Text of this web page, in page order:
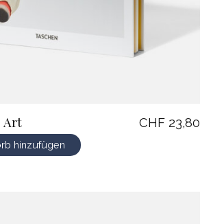
Art CHF 23,80
hinzufügen